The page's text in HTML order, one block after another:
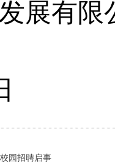
展有限
园招聘启事